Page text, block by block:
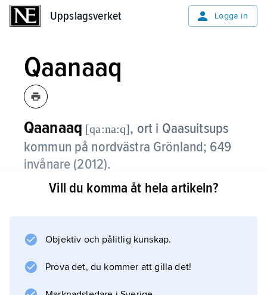
Uppslagsverket Logga in
Qaanaaq
Qaanaaq [qa:na:q], ort i Qaasuitsups
kommun på nordvästra Grönland; 649
invånare (2012).
Den amerikanska
Näringslivet baseras främst på jakt och fiske.
Vill du komma åt hela artikeln?
Objektiv och pålitlig kunskap.
Prova det, du kommer att gilla det!